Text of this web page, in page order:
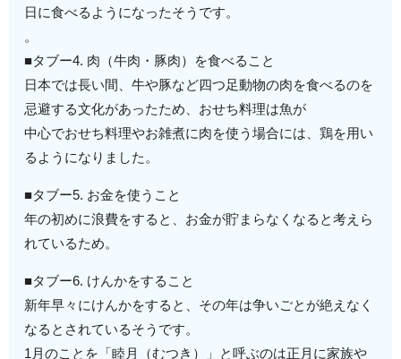
日に食べるようになったそうです。
。
■タブー4. 肉（牛肉・豚肉）を食べること
日本では長い間、牛や豚など四つ足動物の肉を食べるのを
忌避する文化があったため、おせち料理は魚が
中心でおせち料理やお雑煮に肉を使う場合には、鶏を用い
るようになりました。
■タブー5. お金を使うこと
年の初めに浪費をすると、お金が貯まらなくなると考えら
れているため。
■タブー6. けんかをすること
新年早々にけんかをすると、その年は争いごとが絶えなく
なるとされているそうです。
1月のことを「睦月（むつき）」と呼ぶのは正月に家族や